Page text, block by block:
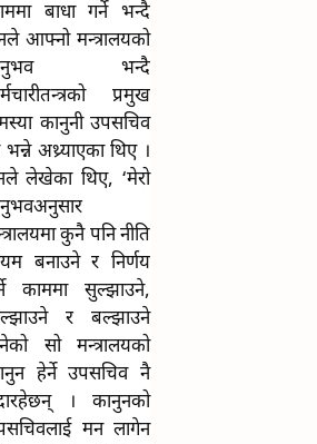
बाधा गर्ने भन्दै
आफ्नो मन्त्रालयको
भन्दै
प्रमुख
कानुनी उपसचिव
भन्ने अथ्र्याएका थिए ।
लेखेका थिए, ‘मेरो
कुनै पनि नीति
बनाउने र निर्णय
काममा सुल्झाउने,
र बल्झाउने
सो मन्त्रालयको
हेर्ने उपसचिव नै
। कानुनको
मन लागेन